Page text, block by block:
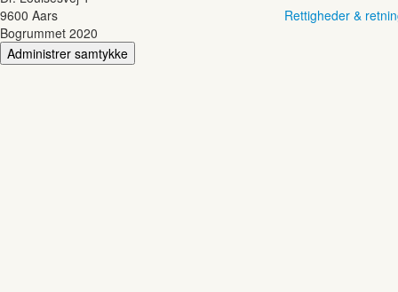
9600 Aars
Rettigheder &
Bogrummet 2020
Administrer samtykke